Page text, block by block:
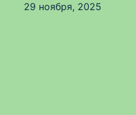
29 ноября, 2025